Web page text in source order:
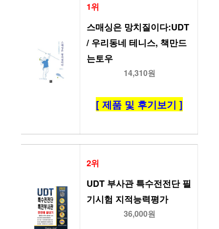
1위
스매싱은 망치질이다:UDT
/ 우리동네 테니스, 책만드
는토우
14,310원
[ 제품 및 후기보기 ]
2위
UDT 부사관 특수전전단 필
기시험 지적능력평가
36,000원